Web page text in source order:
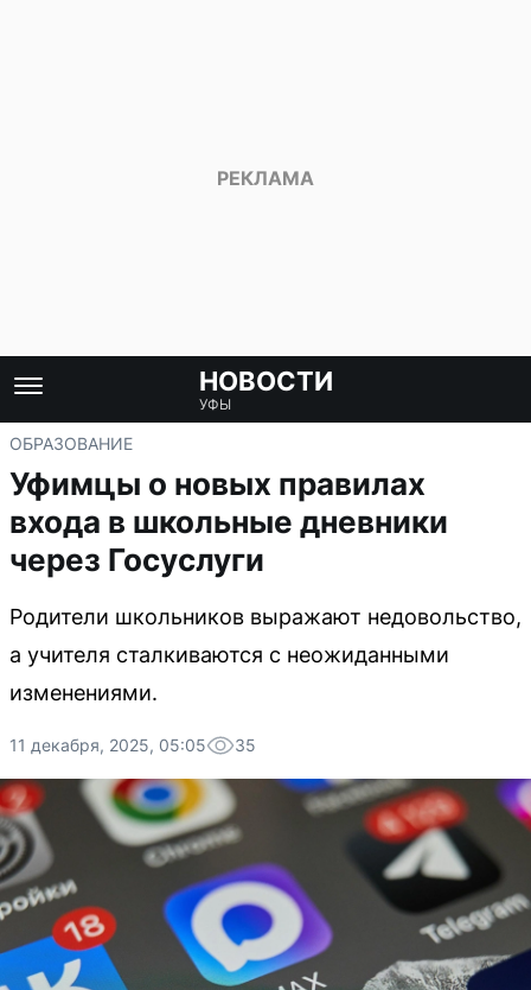
НОВОСТИ
УФЫ
ОБРАЗОВАНИЕ
Уфимцы о новых правилах
входа в школьные дневники
через Госуслуги
Родители школьников выражают недовольство,
а учителя сталкиваются с неожиданными
изменениями.
11 декабря, 2025, 05:05 35